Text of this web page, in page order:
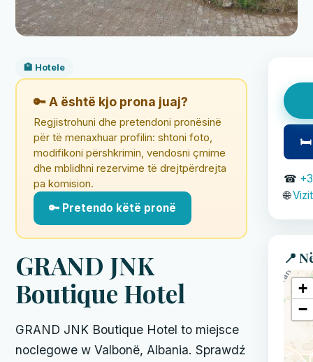
🏨 Hotele
🔑 A është kjo prona juaj?
Regjistrohuni dhe pretendoni pronësinë
për të menaxhuar profilin: shtoni foto,
modifikoni përshkrimin, vendosni çmime
dhe mblidhni rezervime të drejtpërdrejta
pa komision.
🔑 Pretendo këtë pronë
GRAND JNK
Boutique Hotel
GRAND JNK Boutique Hotel to miejsce
noclegowe w Valbonë, Albania. Sprawdź
🛏
☎
🌐
📍
+
−